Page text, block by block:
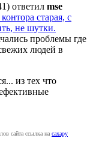
ответил mse
старая, с
не шутки.
проблемы где
людей в
из тех что
сайта ссылка на caxapу